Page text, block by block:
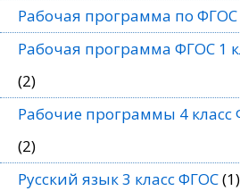
Рабочая программа по ФГОС
Рабочая программа ФГОС 1
(2)
Рабочие программы 4 класс
(2)
Русский язык 3 класс ФГОС(1)